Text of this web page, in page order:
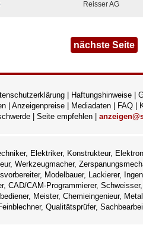
Reisser AG
nächste Seite
| Haftungshinweise |
| Anzeigenpreise| Mediadaten| FAQ|
| Seite empfehlen|
Elektriker, Konstrukteur,
Werkzeugmacher,
Modelbauer, Lackierer,
CAD/CAM-Programmierer,
Meister, Chemieingenieur,
Qualitätsprüfer,